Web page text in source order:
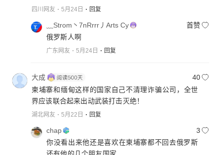
四川网友 5月24日 回复
﹏Strom丶7nRrrr丿Arts Cy
首赞
俄罗斯人啊
广东网友 5月24日 回复
大成
40
柬埔寨和缅甸这样的国家自己不清理诈骗公司，全世
界应该联合起来出动武装打击灭绝！
湖北网友 5月22日 回复
chap
3
你没看出来他还是喜欢在柬埔寨都不回去俄罗斯